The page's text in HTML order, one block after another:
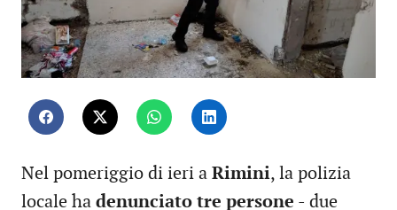
Nel pomeriggio di ieri a Rimini, la polizia
locale ha denunciato tre persone - due